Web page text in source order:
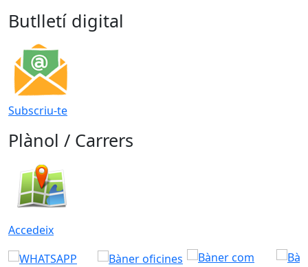
Butlletí digital
Subscriu-te
Plànol / Carrers
Accedeix